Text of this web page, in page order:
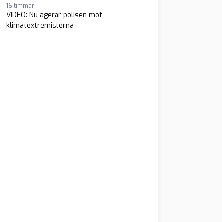
16 timmar
VIDEO: Nu agerar polisen mot
klimatextremisterna